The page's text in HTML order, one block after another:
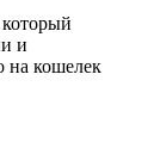
и
на кошелек